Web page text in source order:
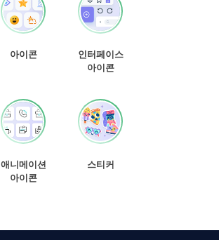
아이콘
인터페이스
아이콘
애니메이션
아이콘
스티커